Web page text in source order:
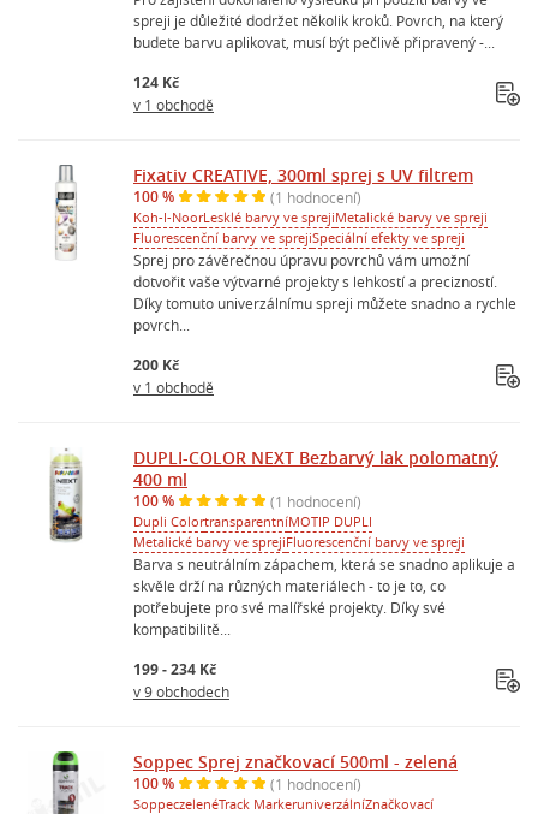
spreji je důležité dodržet několik kroků. Povrch, na který
budete barvu aplikovat, musí být pečlivě připravený -...
124 Kč
v 1 obchodě
Fixativ CREATIVE, 300ml sprej s UV filtrem
100 % (1 hodnocení)
Koh-I-NoorLesklé barvy ve sprejiMetalické barvy ve spreji
Fluorescenční barvy ve sprejiSpeciální efekty ve spreji
Sprej pro závěrečnou úpravu povrchů vám umožní
dotvořit vaše výtvarné projekty s lehkostí a precizností.
Díky tomuto univerzálnímu spreji můžete snadno a rychle
povrch...
200 Kč
v 1 obchodě
DUPLI-COLOR NEXT Bezbarvý lak polomatný
400 ml
100 % (1 hodnocení)
Dupli ColortransparentníMOTIP DUPLI
Metalické barvy ve sprejiFluorescenční barvy ve spreji
Barva s neutrálním zápachem, která se snadno aplikuje a
skvěle drží na různých materiálech - to je to, co
potřebujete pro své malířské projekty. Díky své
kompatibilitě...
199 - 234 Kč
v 9 obchodech
Soppec Sprej značkovací 500ml - zelená
100 % (1 hodnocení)
SoppeczelenéTrack MarkeruniverzálníZnačkovací